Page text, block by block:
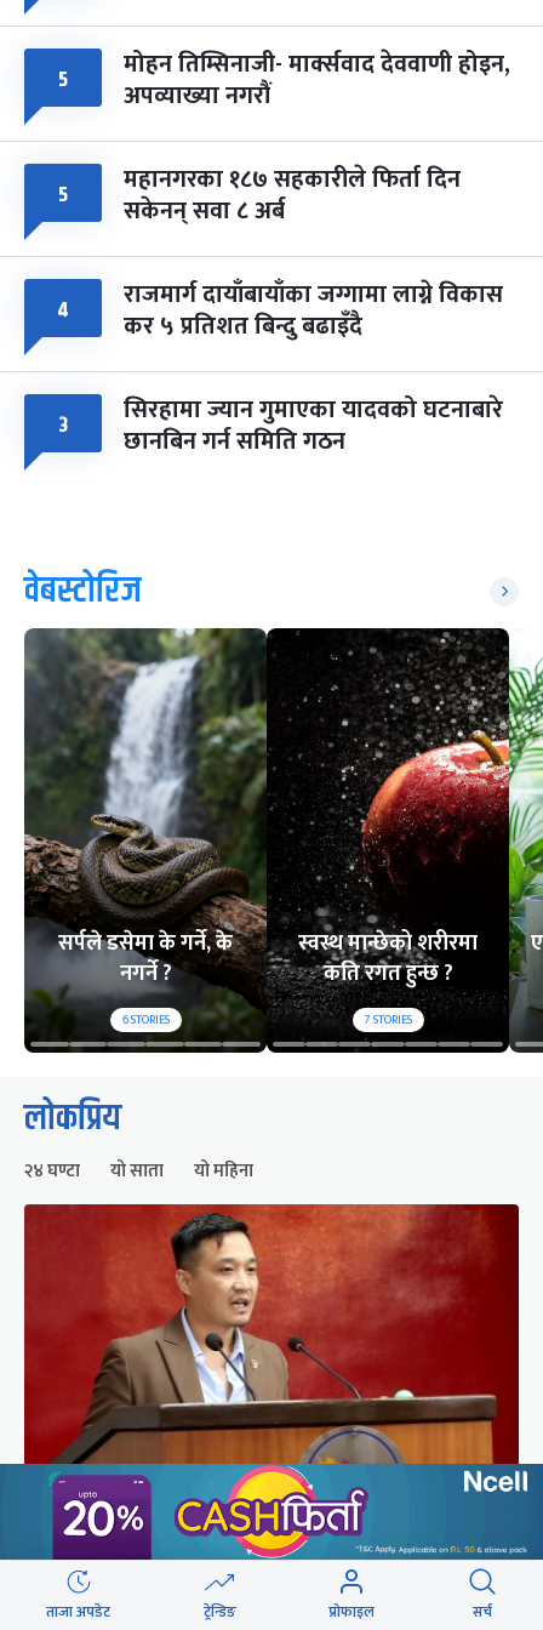
५ मोहन तिम्सिनाजी- मार्क्सवाद देववाणी होइन,
अपव्याख्या नगरौं
५ महानगरका १८७ सहकारीले फिर्ता दिन
सकेनन् सवा ८ अर्ब
४ राजमार्ग दायाँबायाँका जग्गामा लाग्ने विकास
कर ५ प्रतिशत बिन्दु बढाइँदै
३ सिरहामा ज्यान गुमाएका यादवको घटनाबारे
छानबिन गर्न समिति गठन
वेबस्टोरिज
सर्पले डसेमा के गर्ने, के
नगर्ने ?
6STORIES
स्वस्थ मान्छेको शरीरमा
कति रगत हुन्छ ?
7STORIES
लोकप्रिय
२४ घण्टा यो साता यो महिना
संसद्को रोष्ट्रमबाटै गृहमन्त्रीले दिए प्रश्न नगर्न चेतावनी
ताजा अपडेट ट्रेन्डिङ प्रोफाइल सर्च